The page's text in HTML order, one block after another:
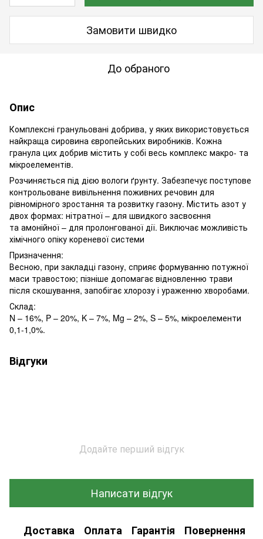
Замовити швидко
До обраного
Опис
Комплексні гранульовані добрива, у яких використовується
найкраща сировина європейських виробників. Кожна
гранула цих добрив містить у собі весь комплекс макро- та
мікроелементів.
Розчиняється під дією вологи ґрунту. Забезпечує поступове
контрольоване вивільнення поживних речовин для
рівномірного зростання та розвитку газону. Містить азот у
двох формах: нітратної – для швидкого засвоєння
та амонійної – для пролонгованої дії. Виключає можливість
хімічного опіку кореневої системи
Призначення:
Весною, при закладці газону, сприяє формуванню потужної
маси травостою; пізніше допомагає відновленню трави
після скошування, запобігає хлорозу і ураженню хворобами.
Склад:
N – 16%, P – 20%, K – 7%, Mg – 2%, S – 5%, мікроелементи
0,1-1,0%.
Відгуки
Додайте перший відгук
Написати відгук
Доставка Оплата Гарантія Повернення